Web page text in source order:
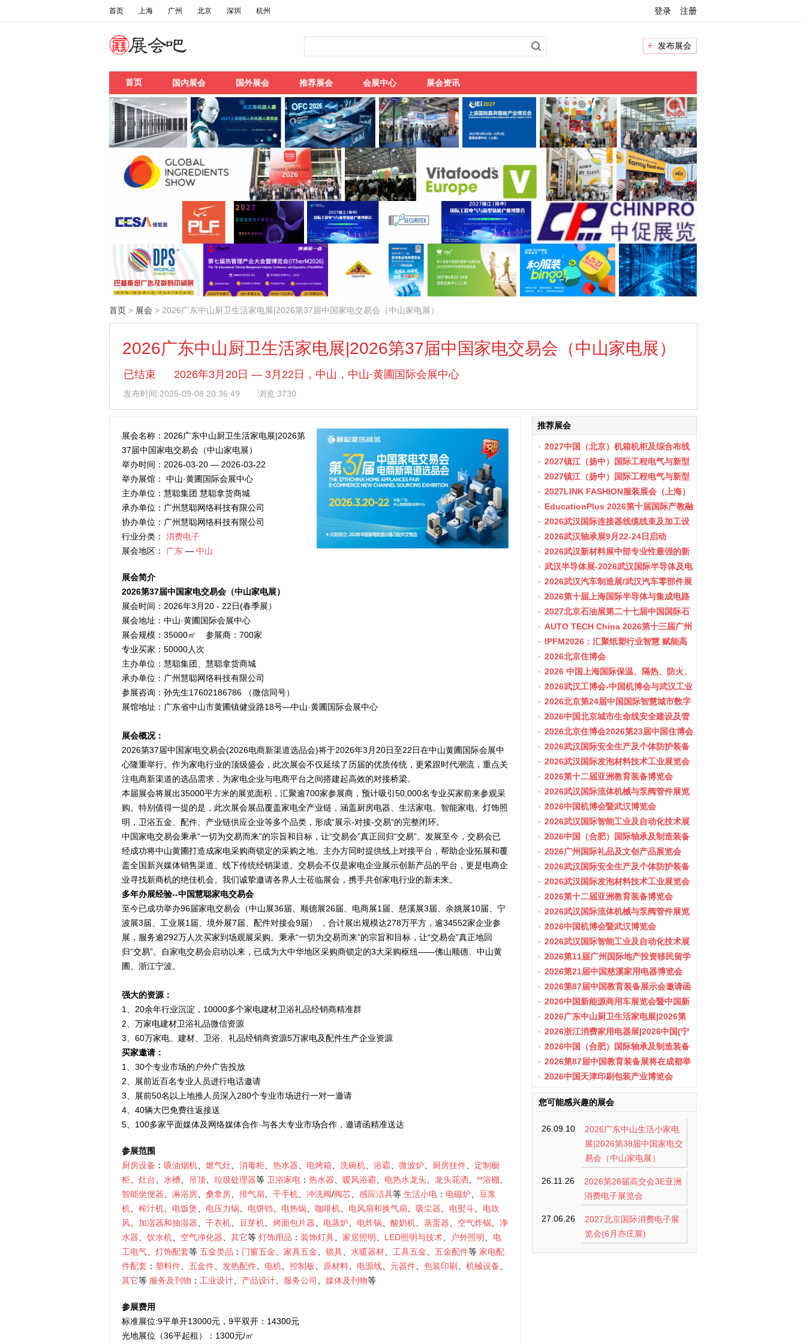
首页 上海 广州 北京 深圳 杭州 登录 注册
首页 国内展会 国外展会 推荐展会 会展中心 展会资讯
发布展会
首页 > 展会 > 2026广东中山厨卫生活家电展|2026第37届中国家电交易会（中山家电展）
2026广东中山厨卫生活家电展|2026第37届中国家电交易会（中山家电展）
发布时间:2025-09-08 20:36:49 浏览:3730
已结束 2026年3月20日 — 3月22日，中山，中山·黄圃国际会展中心
展会名称：2026广东中山厨卫生活家电展|2026第
37届中国家电交易会（中山家电展）
举办时间：2026-03-20 — 2026-03-22
举办展馆： 中山·黄圃国际会展中心
主办单位：慧聪集团 慧聪拿货商城
承办单位：广州慧聪网络科技有限公司
协办单位：广州慧聪网络科技有限公司
行业分类： 消费电子
展会地区：
广东 — 中山
展会简介
2026第37届中国家电交易会 （中山家电展）
展会时间：2026年3月20 - 22日(春季展）
展会地址：中山·黄圃国际会展中心
展会规模：35000㎡ 参展商：700家
专业买家：50000人次
主办单位：慧聪集团、慧聪拿货商城
承办单位：广州慧聪网络科技有限公司
参展咨询：孙先生17602186786 （微信同号）
展馆地址：广东省中山市黄圃镇健业路18号—中山·黄圃国际会展中心
展会概况：
2026第37届中国家电交易会(2026电商新渠道选品会)将于2026年3月20日至22日在中山黄圃国际会展中
心隆重举行。作为家电行业的顶级盛会，此次展会不仅延续了历届的优质传统，更紧跟时代潮流，重点关
注电商新渠道的选品需求，为家电企业与电商平台之间搭建起高效的对接桥梁。
本届展会将展出35000平方米的展览面积，汇聚逾700家参展商，预计吸引50,000名专业买家前来参观采
购。特别值得一提的是，此次展会展品覆盖家电全产业链，涵盖厨房电器、生活家电、智能家电、灯饰照
明，卫浴五金、配件、产业链供应企业等多个品类，形成“展示-对接-交易”的完整闭环。
中国家电交易会秉承“一切为交易而来”的宗旨和目标，让“交易会”真正回归“交易”。发展至今，交易会已
经成功将中山黄圃打造成家电采购商锁定的采购之地。主办方同时提供线上对接平台，帮助企业拓展和覆
盖全国新兴媒体销售渠道、线下传统经销渠道。交易会不仅是家电企业展示创新产品的平台，更是电商企
业寻找新商机的绝佳机会。我们诚挚邀请各界人士莅临展会，携手共创家电行业的新未来。
多年办展经验--中国慧聪家电交易会
至今已成功举办96届家电交易会（中山展36届、顺德展26届、电商展1届、慈溪展3届、余姚展10届、宁
波展3届、工业展1届、境外展7届、配件对接会9届） ，合计展出规模达278万平方，逾34552家企业参
展，服务逾292万人次买家到场观展采购。秉承“一切为交易而来”的宗旨和目标，让“交易会”真正地回
归“交易”。自家电交易会启动以来，已成为大中华地区采购商锁定的3大采购枢纽——佛山顺德、中山黄
圃、浙江宁波。
强大的资源：
1、20余年行业沉淀，10000多个家电建材卫浴礼品经销商精准群
2、万家电建材卫浴礼品微信资源
3、60万家电、建材、卫浴、礼品经销商资源5万家电及配件生产企业资源
买家邀请：
1、30个专业市场的户外广告投放
2、展前近百名专业人员进行电话邀请
3、展前50名以上地推人员深入280个专业市场进行一对一邀请
4、40辆大巴免费往返接送
5、100多家平面媒体及网络媒体合作·与各大专业市场合作，邀请函精准送达
参展范围
厨房设备 ： 吸油烟机 燃气灶 消毒柜 热水器 电烤箱 洗碗机 浴霸 微波炉 厨房挂件
定制橱
柜
灶台 水槽 吊顶 垃圾处理器等 卫浴家电 ： 热水器 暖风浴霸 电热水龙头 龙头花洒 **浴棚
智能坐便器
淋浴房 桑拿房 排气扇 干手机 冲洗阀/阀芯 感应洁具等 生活小电 ： 电磁炉
豆浆
机
榨汁机 电饭煲 电压力锅 电饼铛 电热锅 咖啡机 电风扇和换气扇 吸尘器 电熨斗
电吹
风
加湿器和抽湿器 干衣机 豆芽机 烤面包片器 电蒸炉 电炸锅 酸奶机 蒸蛋器 空气炸锅
净
水器
饮水机 空气净化器 其它等 灯饰用品 ： 装饰灯具 家居照明 LED照明与技术 户外照明
电
工电气
灯饰配套等 五金类品 ： 门窗五金 家具五金 锁具 水暖器材 工具五金 五金配件等 家电配
件配套 ： 塑料件 五金件 发热配件 电机 控制板 原材料 电源线 元器件 包装印刷 机械设备
其它等 服务及刊物 ： 工业设计 产品设计 服务公司 媒体及刊物等
参展费用
标准展位:9平单开13000元，9平双开：14300元
光地展位（36平起租）：1300元/㎡
推荐展会
2027中国（北京）机箱机柜及综合布线
数据中心设施展览会
2027镇江（扬中）国际工程电气与新型
储能展会
2027镇江（扬中）国际工程电气与新型
储能产业博览会
2027LINK FASHION服装展会（上海）
EducationPlus 2026第十届国际产教融
合博览会
2026武汉国际连接器线缆线束及加工设
备展览会
2026武汉轴承展9月22-24日启动
2026武汉新材料展中部专业性最强的新
材料行业盛会
武汉半导体展-2026武汉国际半导体及电
子展览会
2026武汉汽车制造展/武汉汽车零部件展
2026第十届上海国际半导体与集成电路
产业应用博览会-11月10-12日
2027北京石油展第二十七届中国国际石
油石化技术装备展览会
AUTO TECH China 2026第十三届广州
国际汽车零部件及加工技术、汽车模具
展览会
IPFM2026：汇聚纸塑行业智慧 赋能高
质健康发展
2026北京住博会
2026 中国上海国际保温、隔热、防火、
隔音新材料展览
2026武汉工博会-中国机博会与武汉工业
博览会
2026北京第24届中国国际智慧城市数字
化城市城市更新建设博览会(主办住建
部）
2026中国北京城市生命线安全建设及管
网博览会
2026北京住博会2026第23届中国住博会
2026住博会
2026武汉国际安全生产及个体防护装备
展览会
2026武汉国际发泡材料技术工业展览会
2026第十二届亚洲教育装备博览会
2026武汉国际流体机械与泵阀管件展览
会/阀门展
2026中国机博会暨武汉博览会
2026武汉国际智能工业及自动化技术展
览会
2026中国（合肥）国际轴承及制造装备
展览会
2026广州国际礼品及文创产品展览会
2026武汉国际安全生产及个体防护装备
展览会
2026武汉国际发泡材料技术工业展览会
2026第十二届亚洲教育装备博览会
2026武汉国际流体机械与泵阀管件展览
会/阀门展
2026中国机博会暨武汉博览会
2026武汉国际智能工业及自动化技术展
览会
2026第11届广州国际地产投资移民留学
展览会
2026第21届中国慈溪家用电器博览会
2026第87届中国教育装备展示会邀请函
2026中国新能源商用车展览会暨中国新
能源商用车创新发展与产业融合大会
2026广东中山厨卫生活家电展|2026第
37届中国家电交易会（中山家电展）
2026浙江消费家用电器展|2026中国(宁
波)国际电子消费品及家用电器博览会
2026中国（合肥）国际轴承及制造装备
展览会
2026第87届中国教育装备展将在成都举
办
2026中国天津印刷包装产业博览会
您可能感兴趣的展会
26.09.10
2026广东中山生活小家电
展|2026第38届中国家电交
易会（中山家电展）
26.11.26
2026第28届高交会3E亚洲
消费电子展览会
27.06.26
2027北京国际消费电子展
览会(6月亦庄展)